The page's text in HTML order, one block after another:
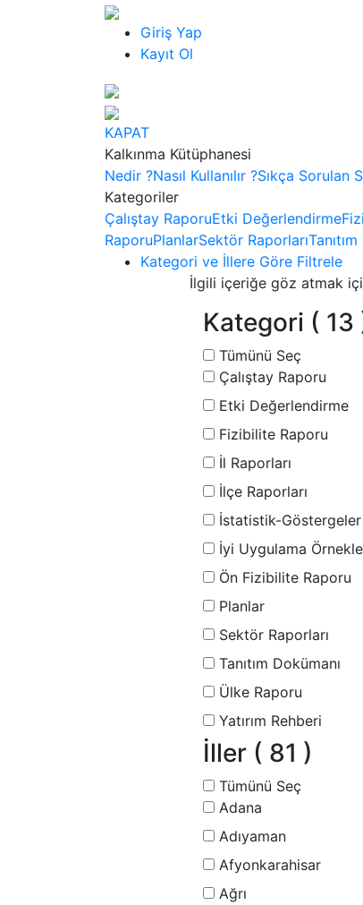
Giriş Yap
Kayıt Ol
KAPAT
Kalkınma Kütüphanesi
Nedir ?Nasıl Kullanılır ?Sıkça Sorulan
Kategoriler
Çalıştay RaporuEtki Değerlendirme
RaporuPlanlarSektör Raporları
Kategori ve İllere Göre Filtrele
İlgili içeriğe göz atmak
Kategori ( 13
Tümünü Seç
Çalıştay Raporu
Etki Değerlendirme
Fizibilite Raporu
İl Raporları
İlçe Raporları
İstatistik-Göstergeler
İyi Uygulama
Ön Fizibilite Raporu
Planlar
Sektör Raporları
Tanıtım Dokümanı
Ülke Raporu
Yatırım Rehberi
İller ( 81 )
Tümünü Seç
Adana
Adıyaman
Afyonkarahisar
Ağrı